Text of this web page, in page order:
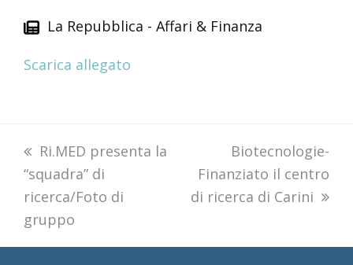
La Repubblica - Affari & Finanza
Scarica allegato
previous
post:
Ri.MED presenta la
“squadra” di
ricerca/Foto di
gruppo
next
post:
Biotecnologie-
Finanziato il centro
di ricerca di Carini